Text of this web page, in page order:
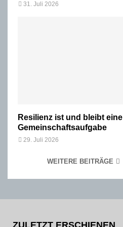
31. Juli 2026
Resilienz ist und bleibt eine
Gemeinschaftsaufgabe
29. Juli 2026
WEITERE BEITRÄGE
ZULETZT ERSCHIENEN